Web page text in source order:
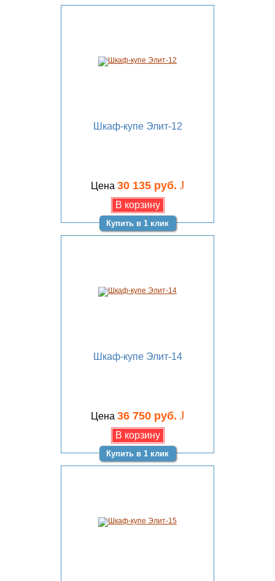
Шкаф-купе Элит-12
Цена 30 135 руб. J
Купить в 1 клик
Шкаф-купе Элит-14
Цена 36 750 руб. J
Купить в 1 клик